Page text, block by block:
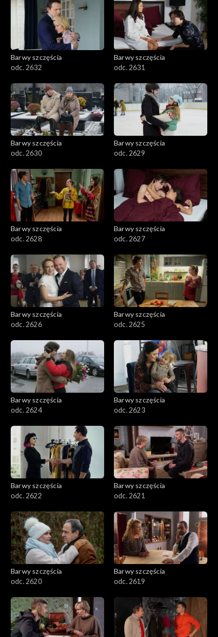
Barwy szczęścia
odc. 2632
Barwy szczęścia
odc. 2631
Barwy szczęścia
odc. 2630
Barwy szczęścia
odc. 2629
Barwy szczęścia
odc. 2628
Barwy szczęścia
odc. 2627
Barwy szczęścia
odc. 2626
Barwy szczęścia
odc. 2625
Barwy szczęścia
odc. 2624
Barwy szczęścia
odc. 2623
Barwy szczęścia
odc. 2622
Barwy szczęścia
odc. 2621
Barwy szczęścia
odc. 2620
Barwy szczęścia
odc. 2619